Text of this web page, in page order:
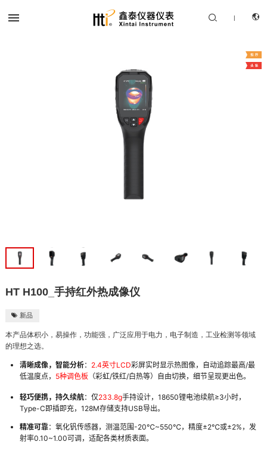
产品中心
 | 
HT H100_手持红外热成像仪
 新品
本产品体积小，易操作，功能强，广泛应用于电力，电子制造，工业检测等领域
的理想之选。
清晰成像，智能分析： 2.4英寸LCD彩屏实时显示热图像，自动追踪最高/最
低温度点， 5种调色板 （彩虹/铁红/白热等）自由切换，细节呈现更出色。
轻巧便携，持久续航：仅233.8g手持设计，18650锂电池续航≥3小时，
Type-C即插即充，128M存储支持USB导出。
精准可靠：氧化钒传感器，测温范围-20℃~550℃，精度±2℃或±2%，发
射率0.10~1.00可调，适配各类材质表面。